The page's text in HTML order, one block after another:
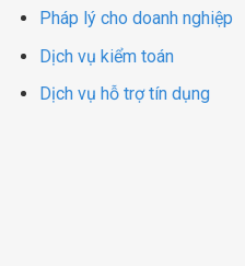
Pháp lý cho doanh nghiệp
Dịch vụ kiểm toán
Dịch vụ hỗ trợ tín dụng